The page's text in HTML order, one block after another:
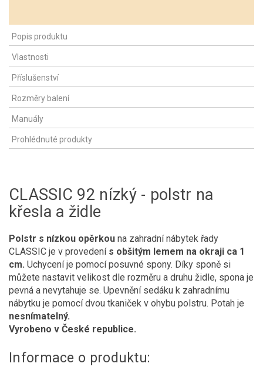
Popis produktu
Vlastnosti
Příslušenství
Rozměry balení
Manuály
Prohlédnuté produkty
CLASSIC 92 nízký - polstr na
křesla a židle
Polstr s nízkou opěrkou na zahradní nábytek řady
CLASSIC je v provedenís obšitým lemem na okraji ca 1
cm. Uchycení je pomocí posuvné spony. Díky sponě si
můžete nastavit velikost dle rozměru a druhu židle, spona je
pevná a nevytahuje se. Upevnění sedáku k zahradnímu
nábytku je pomocí dvou tkaniček v ohybu polstru. Potah je
nesnímatelný.
Vyrobeno v České republice.
Informace o produktu: